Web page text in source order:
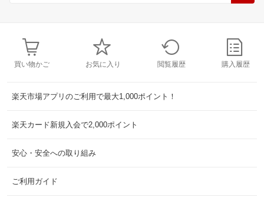
買い物かご お気に入り 閲覧履歴 購入履歴
楽天市場アプリのご利用で最大1,000ポイント！
楽天カード新規入会で2,000ポイント
安心・安全への取り組み
ご利用ガイド